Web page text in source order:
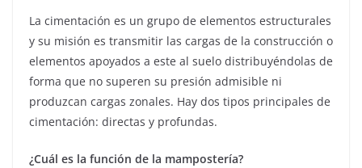
La cimentación es un grupo de elementos estructurales
y su misión es transmitir las cargas de la construcción o
elementos apoyados a este al suelo distribuyéndolas de
forma que no superen su presión admisible ni
produzcan cargas zonales. Hay dos tipos principales de
cimentación: directas y profundas.
¿Cuál es la función de la mampostería?